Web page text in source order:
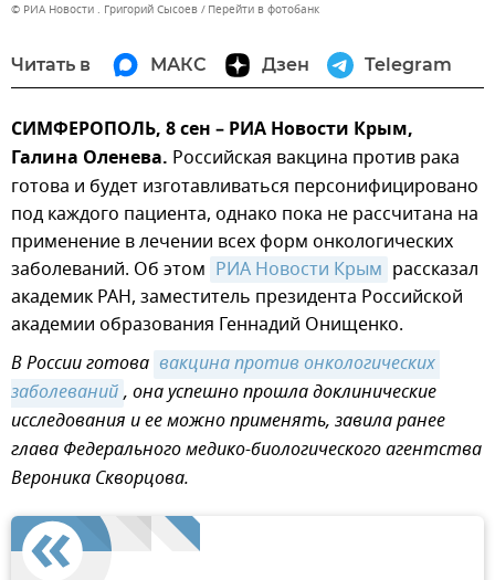
© РИА Новости . Григорий Сысоев Перейти в фотобанк
Читать в МАКС Дзен Telegram
СИМФЕРОПОЛЬ, 8 сен – РИА Новости Крым,
Галина Оленева. Российская вакцина против рака
готова и будет изготавливаться персонифицировано
под каждого пациента, однако пока не рассчитана на
применение в лечении всех форм онкологических
заболеваний. Об этом РИА Новости Крым рассказал
академик РАН, заместитель президента Российской
академии образования Геннадий Онищенко.
В России готова вакцина против онкологических
заболеваний, она успешно прошла доклинические
исследования и ее можно применять, завила ранее
глава Федерального медико-биологического агентства
Вероника Скворцова.